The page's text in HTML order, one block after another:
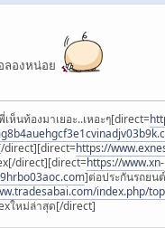
องหน่อย
ห็นท้องมาเยอะ..เหอะๆ[direct=
direct][direct=https://
direct][direct=https://www.xn-
]ต่อประกันรถยน
index.php/
ใหม่ล่าสุด[/direct]